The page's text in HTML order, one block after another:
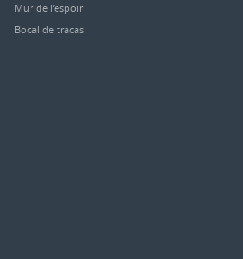
Mur de l’espoir
Bocal de tracas